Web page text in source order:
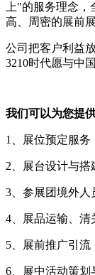
上"的服务理念，
高、周密的展前
公司把客户利益
3210时代愿与中
我们可以为您提供
1、展位预定服务
2、展台设计与搭
3、参展团境外人
4、展品运输、清
5、展前推广引流
6、展中活动策划